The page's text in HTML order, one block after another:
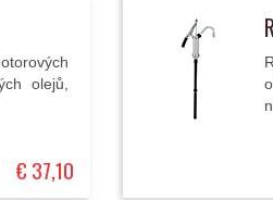
olejů,
€ 37,10